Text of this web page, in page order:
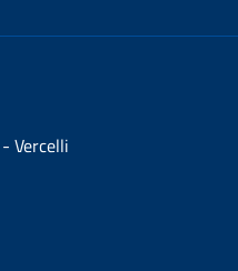
Vercelli